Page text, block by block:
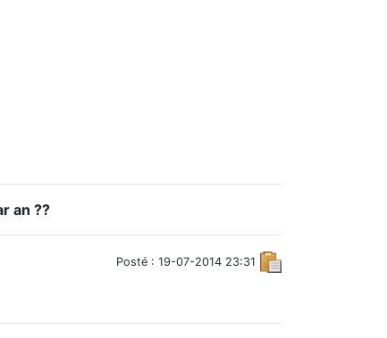
an ??
Posté : 19-07-2014 23:31